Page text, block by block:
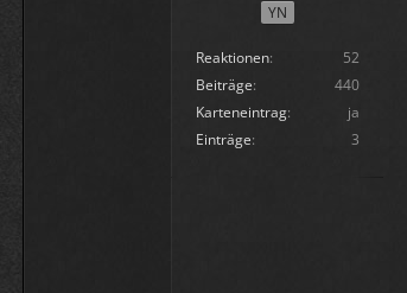
YN
Reaktionen
52
Beiträge
440
Karteneintrag
ja
Einträge
3